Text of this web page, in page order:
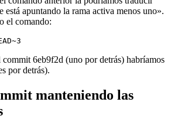
apuntando la rama activa menos uno».
el comando:
commit 6eb9f2d (uno por detrás) habríamos
por detrás).
manteniendo las